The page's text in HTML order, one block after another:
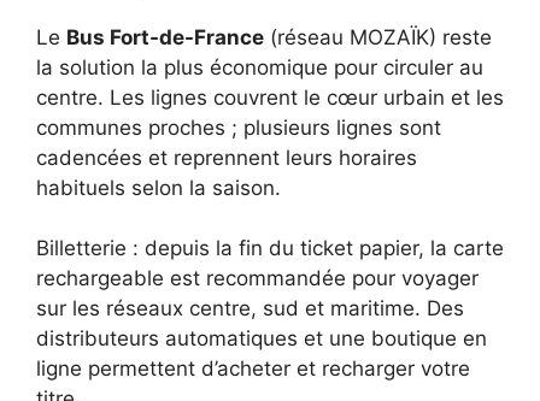
Le Bus Fort-de-France (réseau MOZAÏK) reste
la solution la plus économique pour circuler au
centre. Les lignes couvrent le cœur urbain et les
communes proches ; plusieurs lignes sont
cadencées et reprennent leurs horaires
habituels selon la saison.
Billetterie : depuis la fin du ticket papier, la carte
rechargeable est recommandée pour voyager
sur les réseaux centre, sud et maritime. Des
distributeurs automatiques et une boutique en
ligne permettent d’acheter et recharger votre